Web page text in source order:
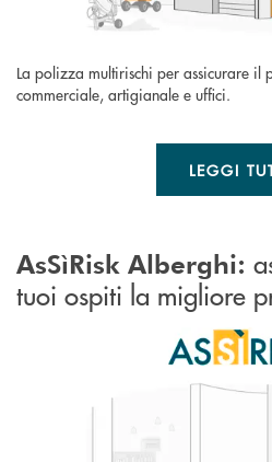
La polizza multirischi per assicurare
commerciale, artigianale e uffici.
LEGGI
AsSìRisk Alberghi:
tuoi ospiti la migliore